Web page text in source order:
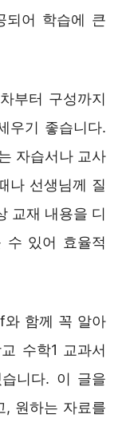
되어 학습에 큰
부터 구성까지
우기 좋습니다.
자습서나 교사
나 선생님께 질
교재 내용을 디
수 있어 효율적
와 함께 꼭 알아
수학1 교과서
니다. 이 글을
, 원하는 자료를